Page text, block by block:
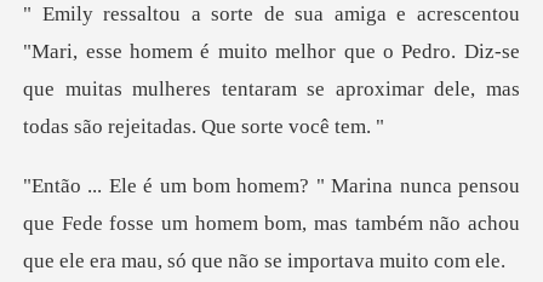
sua amiga e acrescentou
"Mari, esse homem é muito melhor que o Pedro. Diz-se
que muit
que Fede fosse um homem bom, mas também não achou
q